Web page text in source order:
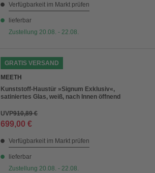
Verfügbarkeit im Markt prüfen
lieferbar
Zustellung 20.08. - 22.08.
GRATIS VERSAND
MEETH
Kunststoff-Haustür »Signum Exklusiv«,
satiniertes Glas, weiß, nach Innen öffnend
UVP910,89 €
699,00 €
Verfügbarkeit im Markt prüfen
lieferbar
Zustellung 20.08. - 22.08.